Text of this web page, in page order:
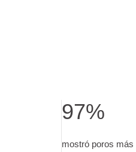
97%
mostró poros